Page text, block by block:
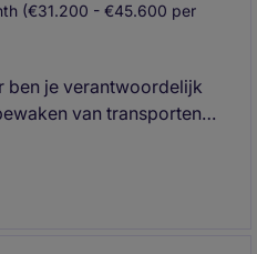
(€31.200 - €45.600 per
ben je verantwoordelijk
van transporten
op, onderhoudt dagelijks
en collega's van